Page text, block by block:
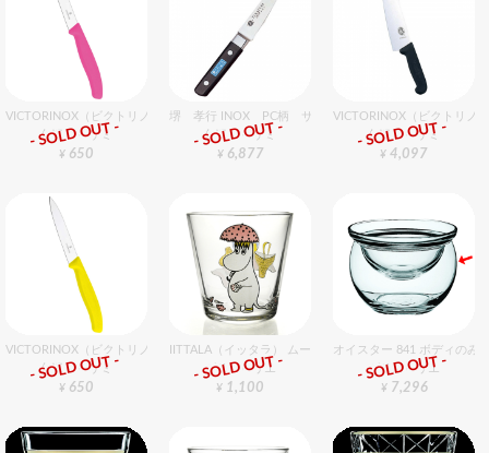
VICTORINOX（ビクトリノックス） ペティーナイフ PK 10cm
包丁・ハサミ
¥ 650
- SOLD OUT -
堺 孝行 INOX PC柄 サバキ西型 15cm
包丁・ハサミ
¥ 6,877
- SOLD OUT -
VICTORINOX（ビクトリ
包丁・ハサミ
¥ 4,097
- SOLD OUT -
VICTORINOX（ビクトリノックス） ペティーナイフ YL 10cm
包丁・ハサミ
¥ 650
- SOLD OUT -
IITTALA（イッタラ） ムーミンタンブラー フローレン
グラスバリエ
¥ 1,100
- SOLD OUT -
オイスター 841 ボディのみ
グラスバリエ
¥ 7,296
- SOLD OUT -